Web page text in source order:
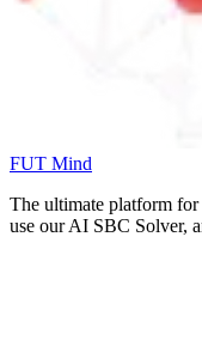
FUT Mind
The ultimate platform
use our AI SBC Solver,